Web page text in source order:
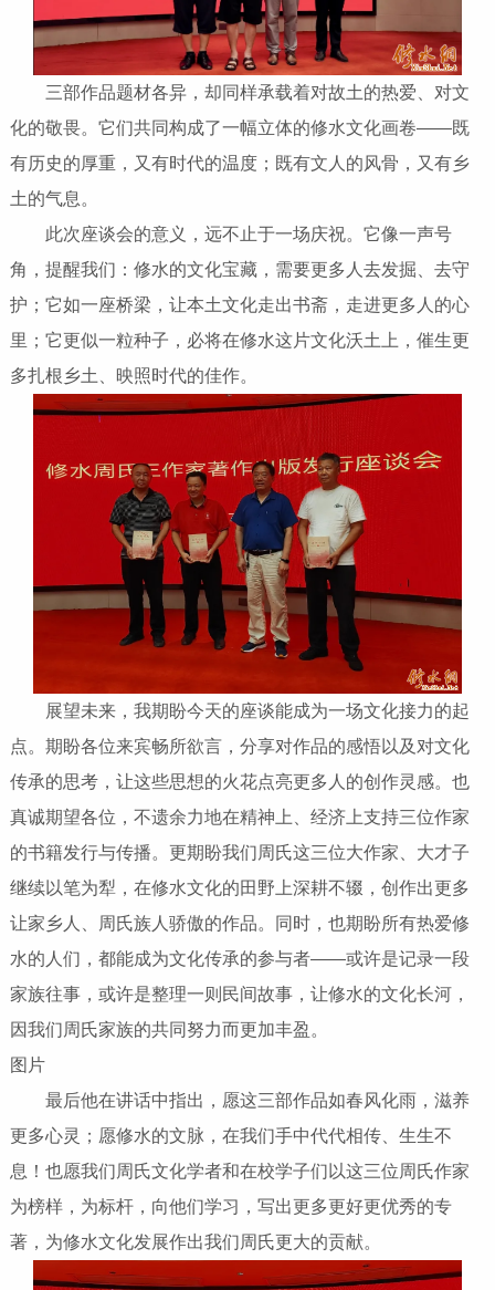
三部作品题材各异，却同样承载着对故土的热爱、对文
化的敬畏。它们共同构成了一幅立体的修水文化画卷——既
有历史的厚重，又有时代的温度；既有文人的风骨，又有乡
土的气息。
此次座谈会的意义，远不止于一场庆祝。它像一声号
角，提醒我们：修水的文化宝藏，需要更多人去发掘、去守
护；它如一座桥梁，让本土文化走出书斋，走进更多人的心
里；它更似一粒种子，必将在修水这片文化沃土上，催生更
多扎根乡土、映照时代的佳作。
展望未来，我期盼今天的座谈能成为一场文化接力的起
点。期盼各位来宾畅所欲言，分享对作品的感悟以及对文化
传承的思考，让这些思想的火花点亮更多人的创作灵感。也
真诚期望各位，不遗余力地在精神上、经济上支持三位作家
的书籍发行与传播。更期盼我们周氏这三位大作家、大才子
继续以笔为犁，在修水文化的田野上深耕不辍，创作出更多
让家乡人、周氏族人骄傲的作品。同时，也期盼所有热爱修
水的人们，都能成为文化传承的参与者——或许是记录一段
家族往事，或许是整理一则民间故事，让修水的文化长河，
因我们周氏家族的共同努力而更加丰盈。
图片
最后他在讲话中指出，愿这三部作品如春风化雨，滋养
更多心灵；愿修水的文脉，在我们手中代代相传、生生不
息！也愿我们周氏文化学者和在校学子们以这三位周氏作家
为榜样，为标杆，向他们学习，写出更多更好更优秀的专
著，为修水文化发展作出我们周氏更大的贡献。